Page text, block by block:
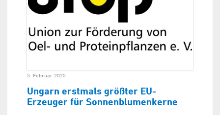
5. Februar 2025
Ungarn erstmals größter EU-
Erzeuger für Sonnenblumenkerne